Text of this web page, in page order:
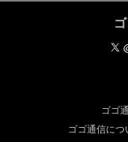
ゴゴ
ゴゴ通信につ